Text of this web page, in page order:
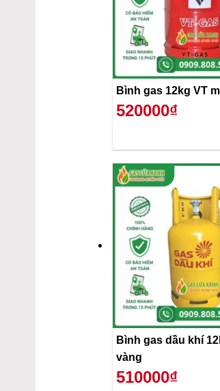
Bình gas 12kg VT
520000₫
Bình gas dầu khí
vàng
510000₫